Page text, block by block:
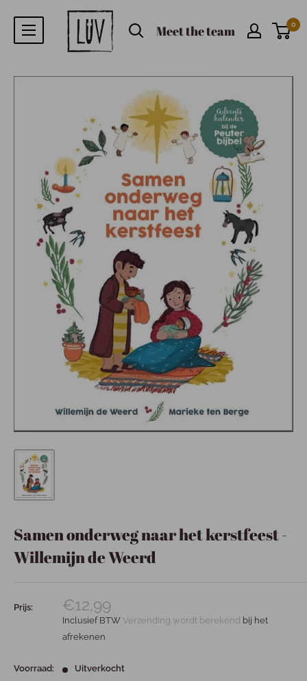
Meet the team 0
Samen onderweg naar het kerstfeest -
Willemijn de Weerd
Prijs: €12,99
Inclusief BTW Verzending wordt berekend bij het
afrekenen
Voorraad: Uitverkocht